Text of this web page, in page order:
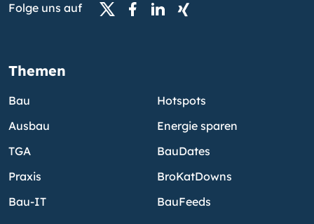
Folge uns auf
Themen
Bau
Ausbau
TGA
Praxis
Bau-IT
Hotspots
Energie sparen
BauDates
BroKatDowns
BauFeeds